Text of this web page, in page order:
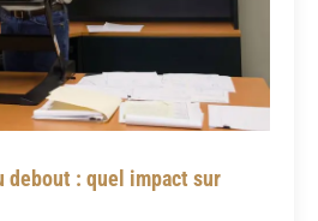
debout : quel impact sur